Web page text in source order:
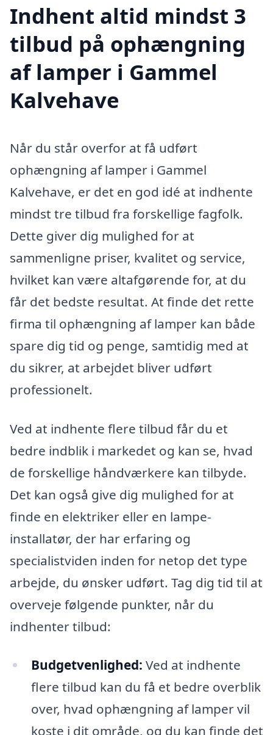
Indhent altid mindst 3
tilbud på ophængning
af lamper i Gammel
Kalvehave
Når du står overfor at få udført
ophængning af lamper i Gammel
Kalvehave, er det en god idé at indhente
mindst tre tilbud fra forskellige fagfolk.
Dette giver dig mulighed for at
sammenligne priser, kvalitet og service,
hvilket kan være altafgørende for, at du
får det bedste resultat. At finde det rette
firma til ophængning af lamper kan både
spare dig tid og penge, samtidig med at
du sikrer, at arbejdet bliver udført
professionelt.
Ved at indhente flere tilbud får du et
bedre indblik i markedet og kan se, hvad
de forskellige håndværkere kan tilbyde.
Det kan også give dig mulighed for at
finde en elektriker eller en lampe-
installatør, der har erfaring og
specialistviden inden for netop det type
arbejde, du ønsker udført. Tag dig tid til at
overveje følgende punkter, når du
indhenter tilbud:
Budgetvenlighed: Ved at indhente
flere tilbud kan du få et bedre overblik
over, hvad ophængning af lamper vil
koste i dit område, og du kan finde det